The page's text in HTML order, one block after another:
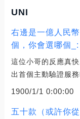
UNI
右邊是一億人民
個，你會選哪個_:
這位小哥的反應真
出首個主動驗證服
1900/1/1 0:00:00
五十款（或許你